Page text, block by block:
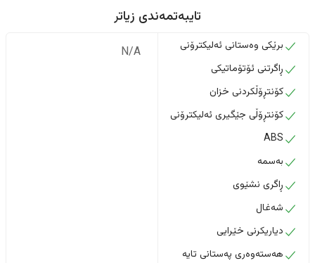
تایبەتمەندی زیاتر
برێکی وەستانی ئەلیکترۆنی
ڕاگرتنی ئۆتۆماتیکی
کۆنتڕۆڵکردنی خزان
کۆنتڕۆڵی جێگیری ئەلیکترۆنی
ABS
بەسمە
ڕاگری نشێوی
شەغال
دیاریکرنی خێرایی
هەستەوەری پەستانی تایە
N/A